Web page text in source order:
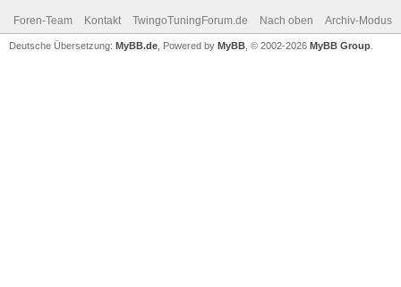
Foren-Team Kontakt TwingoTuningForum.de Nach oben Archiv-Modus
Deutsche Übersetzung: MyBB.de , Powered by MyBB , © 2002-2026 MyBB Group